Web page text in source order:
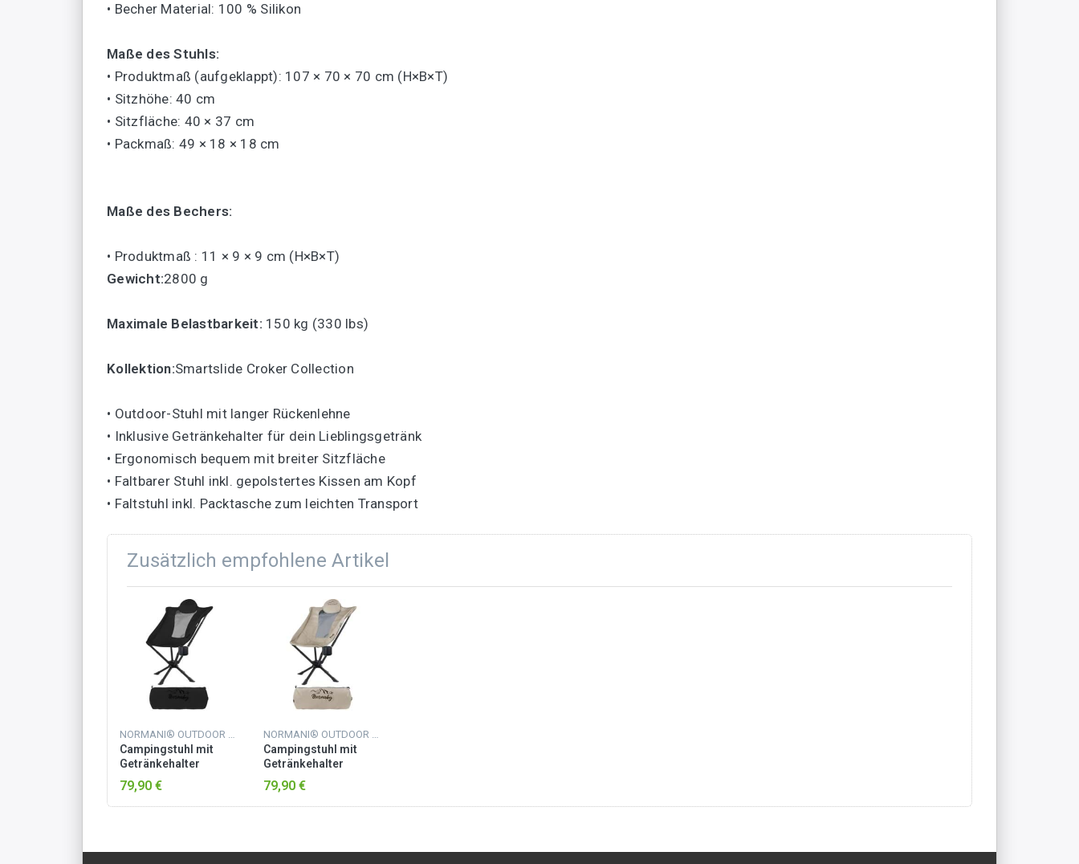
• Becher Material: 100 % Silikon
Maße des Stuhls:
• Produktmaß (aufgeklappt): 107 × 70 × 70 cm (H×B×T)
• Sitzhöhe: 40 cm
• Sitzfläche: 40 × 37 cm
• Packmaß: 49 × 18 × 18 cm
Maße des Bechers:
• Produktmaß : 11 × 9 × 9 cm (H×B×T)
Gewicht:2800 g
Maximale Belastbarkeit: 150 kg (330 lbs)
Kollektion:Smartslide Croker Collection
• Outdoor-Stuhl mit langer Rückenlehne
• Inklusive Getränkehalter für dein Lieblingsgetränk
• Ergonomisch bequem mit breiter Sitzfläche
• Faltbarer Stuhl inkl. gepolstertes Kissen am Kopf
• Faltstuhl inkl. Packtasche zum leichten Transport
Zusätzlich empfohlene Artikel
NORMANI® OUTDOOR SPORTS
Campingstuhl mit
Getränkehalter
„Burnaby“ Schwarz
79,90 €
NORMANI® OUTDOOR SPORTS
Campingstuhl mit
Getränkehalter
„Burnaby“ Beige
79,90 €